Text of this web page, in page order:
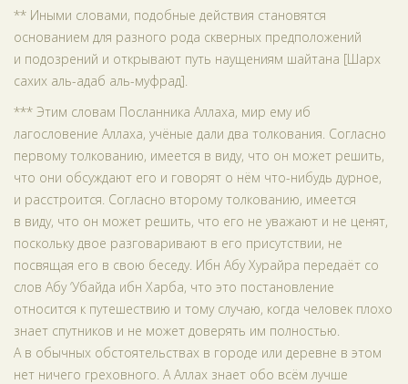
** Иными словами, подобные действия становятся
основанием для разного рода скверных предположений
и подозрений и открывают путь наущениям шайтана [Шарх
сахих аль-адаб аль-муфрад].
*** Этим словам Посланника Аллаха, мир ему иб
лагословение Аллаха, учёные дали два толкования. Согласно
первому толкованию, имеется в виду, что он может решить,
что они обсуждают его и говорят о нём что-нибудь дурное,
и расстроится. Согласно второму толкованию, имеется
в виду, что он может решить, что его не уважают и не ценят,
поскольку двое разговаривают в его присутствии, не
посвящая его в свою беседу. Ибн Абу Хурайра передаёт со
слов Абу ‘Убайда ибн Харба, что это постановление
относится к путешествию и тому случаю, когда человек плохо
знает спутников и не может доверять им полностью.
А в обычных обстоятельствах в городе или деревне в этом
нет ничего греховного. А Аллах знает обо всём лучше